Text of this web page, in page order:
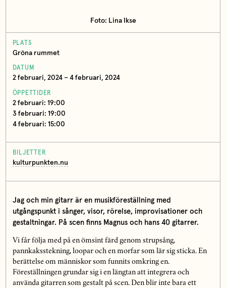
Foto: Lina Ikse
PLATS
Gröna rummet
DATUM
2 februari, 2024 – 4 februari, 2024
ÖPPETTIDER
2 februari: 19:00
3 februari: 19:00
4 februari: 15:00
BILJETTER
kulturpunkten.nu
Jag och min gitarr är en musikföreställning med
utgångspunkt i sånger, visor, rörelse, improvisationer och
gestaltningar. På scen finns Magnus och hans 40 gitarrer.
Vi får följa med på en ömsint färd genom strupsång,
pannkaksstekning, loopar och en morfar som lär sig sticka. En
berättelse om människor som funnits omkring en.
Föreställningen grundar sig i en längtan att integrera och
använda gitarren som gestalt på scen. Den blir inte bara ett